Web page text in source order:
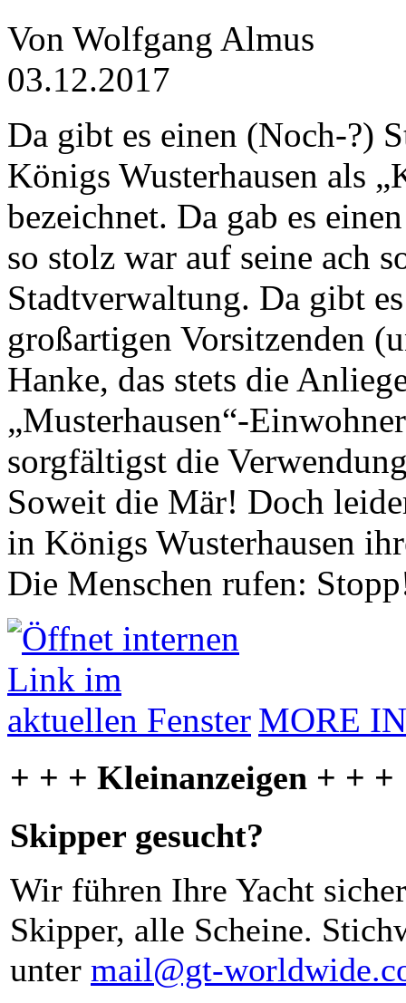
Von Wolfgang Almus
03.12.2017
Da gibt es einen (Noch-?)
Königs Wusterhausen als
bezeichnet. Da gab es
so stolz war auf seine ach
Stadtverwaltung. Da gibt
großartigen Vorsitzenden
Hanke, das stets die
„Musterhausen“-
sorgfältigst die
Soweit die Mär! Doch
in Königs Wusterhausen
Die Menschen rufen:
MORE
+ + + Kleinanzeigen + + +
Skipper gesucht?
Wir führen Ihre Yacht
Skipper, alle Scheine.
unter mail@gt-